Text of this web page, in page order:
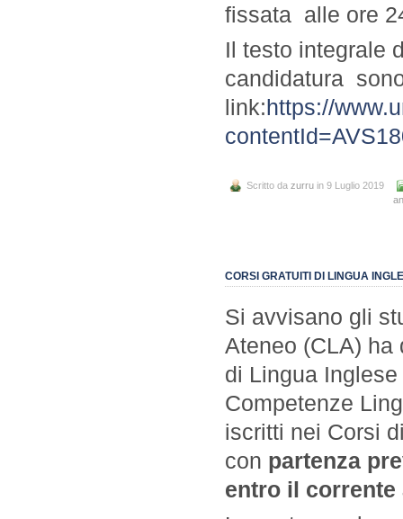
fissata alle ore
Il testo integrale
candidatura
link:https://
Scritto da zurru in 9 Luglio 2019
CORSI GRATUITI DI LINGUA
Si avvisano gli
Ateneo (CLA) ha
di Lingua
Competenze
iscritti nei Corsi
con partenza
entro il corrente